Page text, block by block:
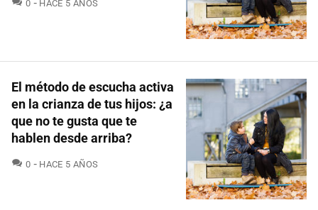
0 HACE 5 AÑOS
El método de escucha activa
en la crianza de tus hijos: ¿a
que no te gusta que te
hablen desde arriba?
0 COMENTARIOS
HACE 5 AÑOS